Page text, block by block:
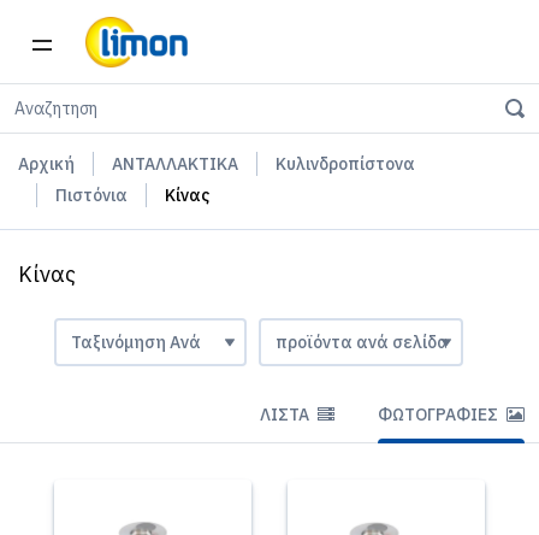
Αρχική ΑΝΤΑΛΛΑΚΤΙΚΑ
Κυλινδροπίστονα
Πιστόνια
Κίνας
Κίνας
ΛΊΣΤΑ ΦΩΤΟΓΡΑΦΊΕΣ